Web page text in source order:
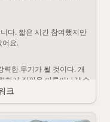
다. 짧은 시간 참여했지만
어요.
력한 무기가 될 것이다. 개
하게 집필을 이루어나갈 수
크